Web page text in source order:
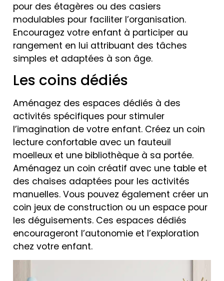
pour des étagères ou des casiers
modulables pour faciliter l’organisation.
Encouragez votre enfant à participer au
rangement en lui attribuant des tâches
simples et adaptées à son âge.
Les coins dédiés
Aménagez des espaces dédiés à des
activités spécifiques pour stimuler
l’imagination de votre enfant. Créez un coin
lecture confortable avec un fauteuil
moelleux et une bibliothèque à sa portée.
Aménagez un coin créatif avec une table et
des chaises adaptées pour les activités
manuelles. Vous pouvez également créer un
coin jeux de construction ou un espace pour
les déguisements. Ces espaces dédiés
encourageront l’autonomie et l’exploration
chez votre enfant.